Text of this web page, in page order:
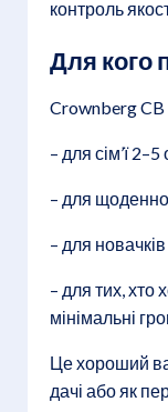
контроль
Для кого
Crownberg CB
– для сім’ї 2–5
– для
– для новачків
– для тих, хто
мінімальні
Це хороший
дачі або як